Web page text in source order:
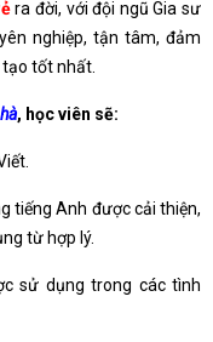
ra đời, với đội ngũ Gia sư
nghiệp, tận tâm, đảm
tốt nhất.
, học viên sẽ:
tiếng Anh được cải thiện,
từ hợp lý.
sử dụng trong các tình